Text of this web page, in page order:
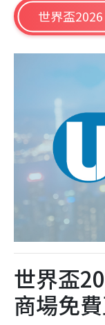
世界盃
世界盃
商場免